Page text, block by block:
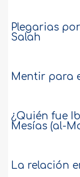
Plegarias
Salah
Mentir para
¿Quién fue
Mesías (al-
La relación